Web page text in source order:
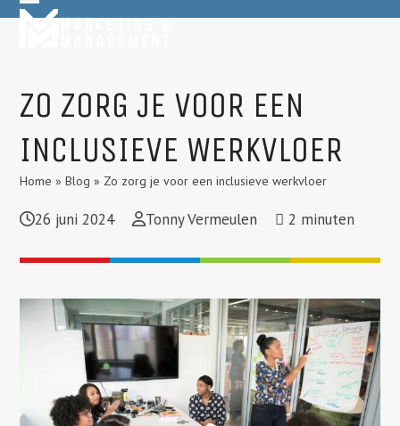
SkipOpen
Close
ZO ZORG JE VOOR EEN
INCLUSIEVE WERKVLOER
Home »Blog » Zo zorg je voor een inclusieve werkvloer
26 juni 2024 Tonny Vermeulen 2 minuten